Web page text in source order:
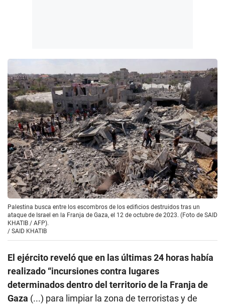
Palestina busca entre los escombros de los edificios destruidos tras un
ataque de Israel en la Franja de Gaza, el 12 de octubre de 2023. (Foto de SAID
KHATIB / AFP).
/ SAID KHATIB
El ejército reveló que en las últimas 24 horas había
realizado “incursiones contra lugares
determinados dentro del territorio de la Franja de
Gaza (...) para limpiar la zona de terroristas y de